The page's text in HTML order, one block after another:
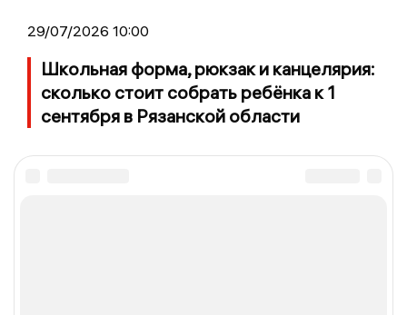
29/07/2026 10:00
Школьная форма, рюкзак и канцелярия:
сколько стоит собрать ребёнка к 1
сентября в Рязанской области